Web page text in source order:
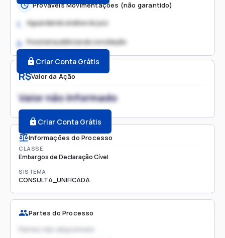
R$Valor da Ação
Valor não informado
Criar Conta Grátis
Informações do Processo
CLASSE
Embargos de Declaração Cível
SISTEMA
CONSULTA_UNIFICADA
Partes do Processo
Partes não disponíveis
Prováveis Movimentações (não garantido)
1. Aguardando análise do juiz
2. Possível audiência de conciliação
Criar Conta Grátis